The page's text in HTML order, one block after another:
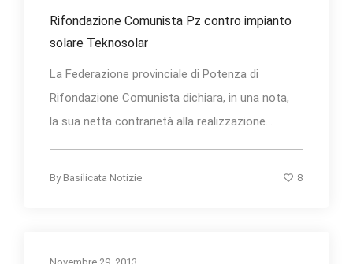
Rifondazione Comunista Pz contro impianto
solare Teknosolar
La Federazione provinciale di Potenza di
Rifondazione Comunista dichiara, in una nota,
la sua netta contrarietà alla realizzazione...
By Basilicata Notizie 8